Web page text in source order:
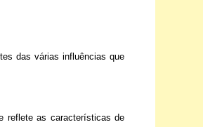
das várias influências que
reflete as características de